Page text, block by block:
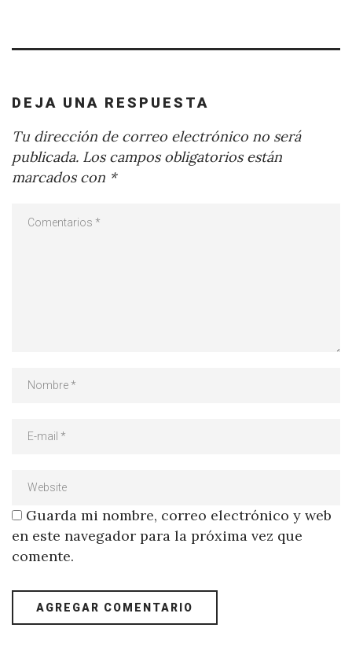
DEJA UNA RESPUESTA
Tu dirección de correo electrónico no será
publicada. Los campos obligatorios están
marcados con *
Guarda mi nombre, correo electrónico y web
en este navegador para la próxima vez que
comente.